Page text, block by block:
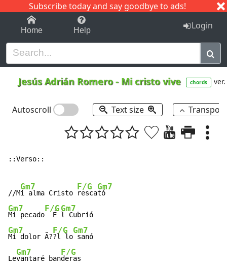
Subscribe today and say goodbye to ads!
1-9 C I J
Home Help Login
Jesús Adrián Romero- Mi cristo vive chords
Autoscroll Text size
::Verso::
//M
Gm7
i alma Cristo
F/G
resca
Gm7
Gm7
Mi pecado
F/G
  É
Gm7
Gm7
Mi dolor Ã?
F/G
?l lo
Gm7
sanó
Le
Gm7
vantaré ban
F/G
deras